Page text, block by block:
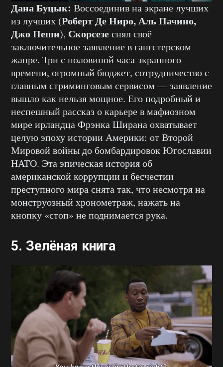
Дана Буцык: Воссоединив на экране лучших
из лучших (Роберт Де Ниро, Аль Пачино,
Джо Пеши), Скорсезеснял своё
заключительное заявление в гангстерском
жанре. Три с половиной часа экранного
времени, огромный бюджет, сотрудничество с
главным стриминговым сервисом — заявление
вышло как нельзя мощное. Его подробный и
неспешный рассказ о карьере в мафиозном
мире ирландца Фрэнка Ширана охватывает
целую эпоху истории Америки: от Второй
Мировой войны до бомбардировок Югославии
НАТО. Эта эпическая история об
американской коррупции и бесчестии
преступного мира снята так, что несмотря на
монструозный хронометраж, нажать на
кнопку «стоп» не поднимается рука.
5. Зелёная книга